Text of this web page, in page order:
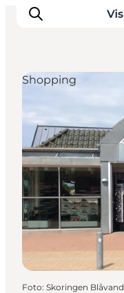
Inspiration
Regionen
Erlebnisse
Unterkünfte
Reiseplanung
Shopping
Foto: Skoringen Blåvand